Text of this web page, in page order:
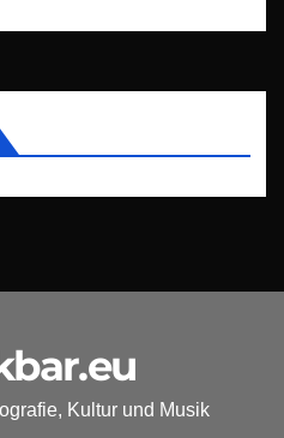
Kultur und Musik